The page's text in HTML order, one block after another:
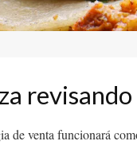
de venta funcionará